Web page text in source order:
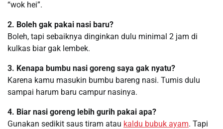
“wok hei”.
2. Boleh gak pakai nasi baru?
Boleh, tapi sebaiknya dinginkan dulu minimal 2 jam di
kulkas biar gak lembek.
3. Kenapa bumbu nasi goreng saya gak nyatu?
Karena kamu masukin bumbu bareng nasi. Tumis dulu
sampai harum baru campur nasinya.
4. Biar nasi goreng lebih gurih pakai apa?
Gunakan sedikit saus tiram atau kaldu bubuk ayam. Tapi